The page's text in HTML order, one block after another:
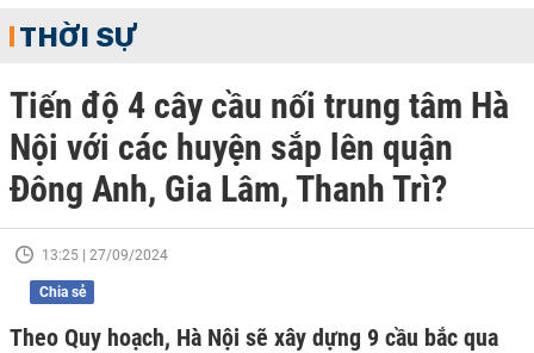
THỜI SỰ
Tiến độ 4 cây cầu nối trung tâm Hà
Nội với các huyện sắp lên quận
Đông Anh, Gia Lâm, Thanh Trì?
13:25 | 27/09/2024
Chia sẻ
Theo Quy hoạch, Hà Nội sẽ xây dựng 9 cầu bắc qua